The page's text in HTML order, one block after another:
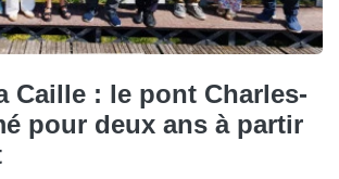
Caille : le pont Charles-
pour deux ans à partir